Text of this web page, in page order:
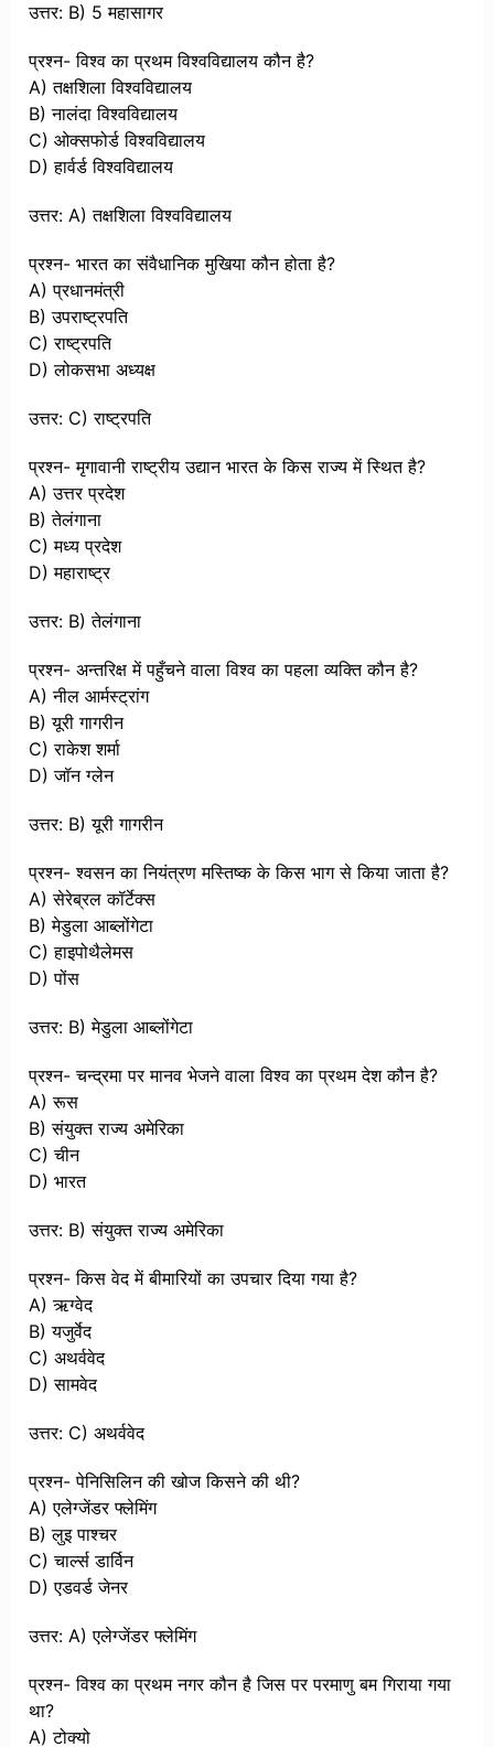
उत्तर: B) 5 महासागर
प्रश्न- विश्व का प्रथम विश्वविद्यालय कौन है?
A) तक्षशिला विश्वविद्यालय
B) नालंदा विश्वविद्यालय
C) ओक्सफोर्ड विश्वविद्यालय
D) हार्वर्ड विश्वविद्यालय
उत्तर: A) तक्षशिला विश्वविद्यालय
प्रश्न- भारत का संवैधानिक मुखिया कौन होता है?
A) प्रधानमंत्री
B) उपराष्ट्रपति
C) राष्ट्रपति
D) लोकसभा अध्यक्ष
उत्तर: C) राष्ट्रपति
प्रश्न- मृगावानी राष्ट्रीय उद्यान भारत के किस राज्य में स्थित है?
A) उत्तर प्रदेश
B) तेलंगाना
C) मध्य प्रदेश
D) महाराष्ट्र
उत्तर: B) तेलंगाना
प्रश्न- अन्तरिक्ष में पहुँचने वाला विश्व का पहला व्यक्ति कौन है?
A) नील आर्मस्ट्रांग
B) यूरी गागरीन
C) राकेश शर्मा
D) जॉन ग्लेन
उत्तर: B) यूरी गागरीन
प्रश्न- श्वसन का नियंत्रण मस्तिष्क के किस भाग से किया जाता है?
A) सेरेब्रल कॉर्टेक्स
B) मेडुला आब्लोंगेटा
C) हाइपोथैलेमस
D) पोंस
उत्तर: B) मेडुला आब्लोंगेटा
प्रश्न- चन्द्रमा पर मानव भेजने वाला विश्व का प्रथम देश कौन है?
A) रूस
B) संयुक्त राज्य अमेरिका
C) चीन
D) भारत
उत्तर: B) संयुक्त राज्य अमेरिका
प्रश्न- किस वेद में बीमारियों का उपचार दिया गया है?
A) ऋग्वेद
B) यजुर्वेद
C) अथर्ववेद
D) सामवेद
उत्तर: C) अथर्ववेद
प्रश्न- पेनिसिलिन की खोज किसने की थी?
A) एलेग्जेंडर फ्लेमिंग
B) लुइ पाश्चर
C) चार्ल्स डार्विन
D) एडवर्ड जेनर
उत्तर: A) एलेग्जेंडर फ्लेमिंग
प्रश्न- विश्व का प्रथम नगर कौन है जिस पर परमाणु बम गिराया गया
था?
A) टोक्यो